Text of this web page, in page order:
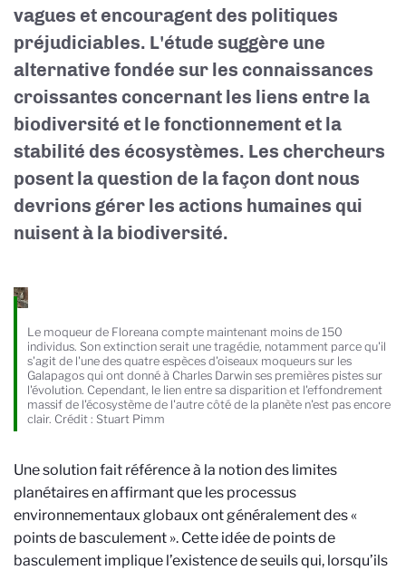
vagues et encouragent des politiques
préjudiciables. L'étude suggère une
alternative fondée sur les connaissances
croissantes concernant les liens entre la
biodiversité et le fonctionnement et la
stabilité des écosystèmes. Les chercheurs
posent la question de la façon dont nous
devrions gérer les actions humaines qui
nuisent à la biodiversité.
Le moqueur de Floreana compte maintenant moins de 150
individus. Son extinction serait une tragédie, notamment parce qu'il
s'agit de l'une des quatre espèces d'oiseaux moqueurs sur les
Galapagos qui ont donné à Charles Darwin ses premières pistes sur
l'évolution. Cependant, le lien entre sa disparition et l'effondrement
massif de l'écosystème de l'autre côté de la planète n'est pas encore
clair. Crédit : Stuart Pimm
Une solution fait référence à la notion des limites
planétaires en affirmant que les processus
environnementaux globaux ont généralement des «
points de basculement ». Cette idée de points de
basculement implique l’existence de seuils qui, lorsqu’ils